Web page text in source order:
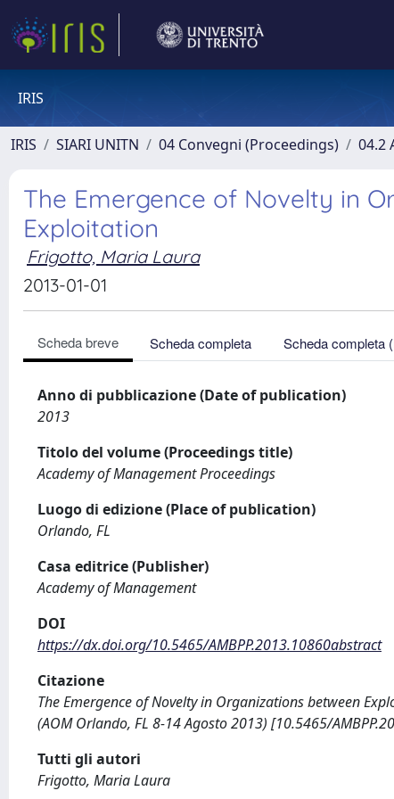
IRIS
IRIS SIARI UNITN 04 Convegni (Proceedings) 04.2
The Emergence of Novelty in
Exploitation
Frigotto, Maria Laura
2013-01-01
Scheda breve Scheda completa Scheda completa
Anno di pubblicazione (Date of publication)
2013
Titolo del volume (Proceedings title)
Academy of Management Proceedings
Luogo di edizione (Place of publication)
Orlando, FL
Casa editrice (Publisher)
Academy of Management
DOI
https://dx.doi.org/10.5465/AMBPP.2013.10860abstract
Citazione
The Emergence of Novelty in Organizations between
(AOM Orlando, FL 8-14 Agosto 2013) [10.5465/
Tutti gli autori
Frigotto, Maria Laura